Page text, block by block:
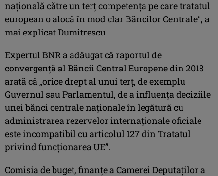
naţională către un terţ competenţa pe care tratatul
european o alocă în mod clar Băncilor Centrale”, a
mai explicat Dumitrescu.
Expertul BNR a adăugat că raportul de
convergenţă al Băncii Central Europene din 2018
arată că „orice drept al unui terţ, de exemplu
Guvernul sau Parlamentul, de a influenţa deciziile
unei bănci centrale naţionale în legătură cu
administrarea rezervelor internaţionale oficiale
este incompatibil cu articolul 127 din Tratatul
privind funcţionarea UE”.
Comisia de buget, finanţe a Camerei Deputaţilor a